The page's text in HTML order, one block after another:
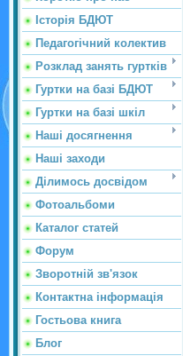
Історія БДЮТ
Педагогічний колектив
Розклад занять гуртків
Гуртки на базі БДЮТ
Гуртки на базі шкіл
Наші досягнення
Наші заходи
Ділимось досвідом
Фотоальбоми
Каталог статей
Форум
Зворотній зв'язок
Контактна інформація
Гостьова книга
Блог